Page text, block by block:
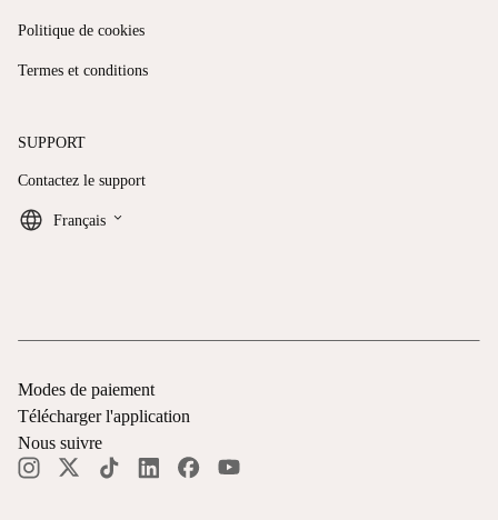
Politique de cookies
Termes et conditions
SUPPORT
Contactez le support
Français keyboard_arrow_down
Modes de paiement
Télécharger l'application
Nous suivre